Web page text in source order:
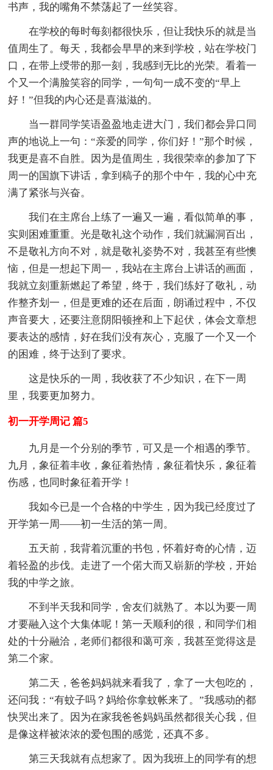
书声，我的嘴角不禁荡起了一丝笑容。
在学校的每时每刻都很快乐，但让我快乐的就是当
值周生了。每天，我都会早早的来到学校，站在学校门
口，在带上绶带的那一刻，我感到无比的光荣。看着一
个又一个满脸笑容的同学，一句句一成不变的“早上
好！”但我的内心还是喜滋滋的。
当一群同学笑语盈盈地走进大门，我们都会异口同
声的地说上一句：“亲爱的同学，你们好！”那个时候，
我更是喜不自胜。因为是值周生，我很荣幸的参加了下
周一的国旗下讲话，拿到稿子的那个中午，我的心中充
满了紧张与兴奋。
我们在主席台上练了一遍又一遍，看似简单的事，
实则困难重重。光是敬礼这个动作，我们就漏洞百出，
不是敬礼方向不对，就是敬礼姿势不对，我甚至有些懊
恼，但是一想起下周一，我站在主席台上讲话的画面，
我就立刻重新燃起了希望，终于，我们练好了敬礼，动
作整齐划一，但是更难的还在后面，朗诵过程中，不仅
声音要大，还要注意阴阳顿挫和上下起伏，体会文章想
要表达的感情，好在我们没有灰心，克服了一个又一个
的困难，终于达到了要求。
这是快乐的一周，我收获了不少知识，在下一周
里，我要更加努力。
初一开学周记 篇5
九月是一个分别的季节，可又是一个相遇的季节。
九月，象征着丰收，象征着热情，象征着快乐，象征着
伤感，也同时象征着开学！
我如今已是一个合格的中学生，因为我已经度过了
开学第一周——初一生活的第一周。
五天前，我背着沉重的书包，怀着好奇的心情，迈
着轻盈的步伐。走进了一个偌大而又崭新的学校，开始
我的中学之旅。
不到半天我和同学，舍友们就熟了。本以为要一周
才要融入这个大集体呢！第一天顺利的很，和同学们相
处的十分融洽，老师们都很和蔼可亲，我甚至觉得这是
第二个家。
第二天，爸爸妈妈就来看我了，拿了一大包吃的，
还问我：“有蚊子吗？妈给你拿蚊帐来了。”我感动的都
快哭出来了。因为在家我爸爸妈妈虽然都很关心我，但
是像这样被浓浓的爱包围的感觉，还真不多。
第三天我就有点想家了。因为我班上的同学有的想